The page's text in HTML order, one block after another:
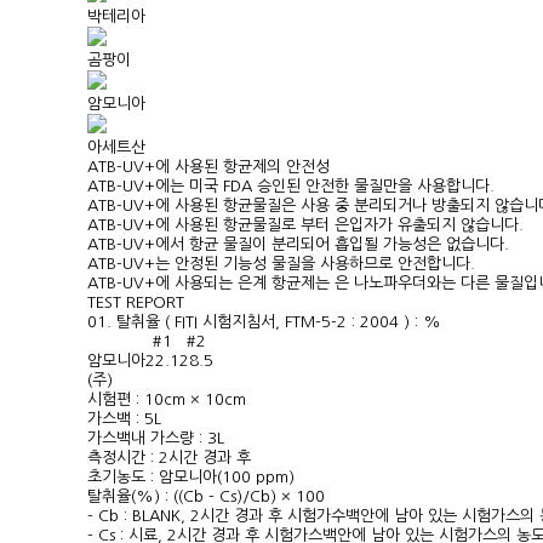
박테리아
곰팡이
암모니아
아세트산
ATB-UV+에 사용된 항균제의 안전성
ATB-UV+에는 미국 FDA 승인된 안전한 물질만을 사용합니다.
ATB-UV+에 사용된 항균물질은 사용 중 분리되거나 방출되지 않습니
ATB-UV+에 사용된 항균물질로 부터 은입자가 유출되지 않습니다.
ATB-UV+에서 항균 물질이 분리되어 흡입될 가능성은 없습니다.
ATB-UV+는 안정된 기능성 물질을 사용하므로 안전합니다.
ATB-UV+에 사용되는 은계 항균제는 은 나노파우더와는 다른 물질입
TEST REPORT
01. 탈취율 ( FITI 시험지침서, FTM-5-2 : 2004 ) : %
#1
#2
암모니아22.1 28.5
(주)
시험편 : 10cm × 10cm
가스백 : 5L
가스백내 가스량 : 3L
측정시간 : 2시간 경과 후
초기농도 : 암모니아(100 ppm)
탈취율(%) : ((Cb - Cs)/Cb) × 100
- Cb : BLANK, 2시간 경과 후 시험가수백안에 남아 있는 시험가스의
- Cs : 시료, 2시간 경과 후 시험가스백안에 남아 있는 시험가스의 농